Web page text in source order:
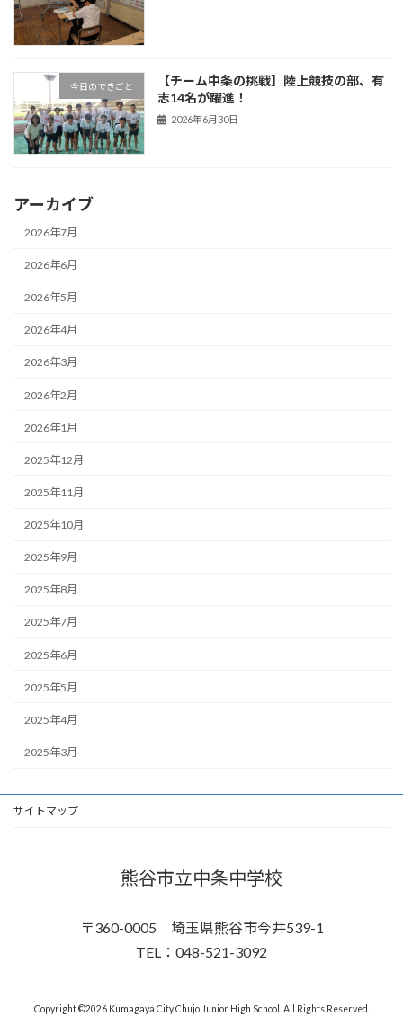
今日のできごと
【チーム中条の挑戦】陸上競技の部、有
志14名が躍進！
2026年6月30日
アーカイブ
2026年7月
2026年6月
2026年5月
2026年4月
2026年3月
2026年2月
2026年1月
2025年12月
2025年11月
2025年10月
2025年9月
2025年8月
2025年7月
2025年6月
2025年5月
2025年4月
2025年3月
サイトマップ
熊谷市立中条中学校
〒360-0005 埼玉県熊谷市今井539-1
TEL：048-521-3092
Copyright ©2026 Kumagaya City Chujo Junior High School. All Rights Reserved.